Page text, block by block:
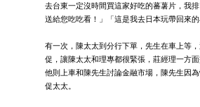
去台東一定沒時間買這家好吃的蕃薯片，我排
送給您吃吃看！」「這是我去日本玩帶回來的
有一次，陳太太到分行下單，先生在車上等
促，讓陳太太和理專都很緊張，莊經理一方面
他則上車和陳先生討論金融市場，陳先生因
促太太。